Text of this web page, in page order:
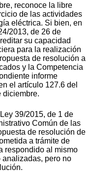
reconoce la libre
de las actividades
eléctrica. Si bien, en
2013, de 26 de
su capacidad
para la realización
de resolución a
y la Competencia
informe
el artículo 127.6 del
diciembre.
39/2015, de 1 de
Común de las
de resolución de
a trámite de
respondido al mismo
pero no